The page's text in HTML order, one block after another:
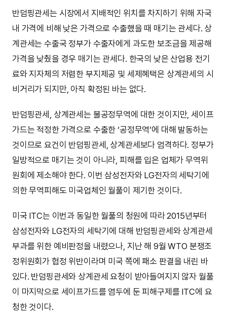
반덤핑관세는 시장에서 지배적인 위치를 차지하기 위해 자국
내 가격에 비해 낮은 가격으로 수출했을 때 매기는 관세다. 상
계관세는 수출국 정부가 수출자에게 과도한 보조금을 제공해
가격을 낮췄을 경우 매기는 관세다. 한국의 낮은 산업용 전기
료와 지자체의 저렴한 부지제공 및 세제혜택은 상계관세의 시
비거리가 되지만, 아직 확정된 바는 없다.
반덤핑관세, 상계관세는 불공정무역에 대한 것이지만, 세이프
가드는 적정한 가격으로 수출한 ‘공정무역’에 대해 발동하는
것이므로 요건이 반덤핑관세, 상계관세보다 엄격하다. 정부가
일방적으로 매기는 것이 아니라, 피해를 입은 업체가 무역위
원회에 제소해야 한다. 이번 삼성전자와 LG전자의 세탁기에
의한 무역피해도 미국업체인 월풀이 제기한 것이다.
미국 ITC는 이번과 동일한 월풀의 청원에 따라 2015년부터
삼성전자와 LG전자의 세탁기에 대해 반덤핑관세와 상계관세
부과를 위한 예비판정을 내렸으나, 지난 해 9월 WTO 분쟁조
정위원회가 협정 위반이라며 미국 쪽에 패소 판결을 내린 바
있다. 반덤핑관세와 상계관세 요청이 받아들여지지 않자 월풀
이 마지막으로 세이프가드를 염두에 둔 피해구제를 ITC에 요
청한 것이다.